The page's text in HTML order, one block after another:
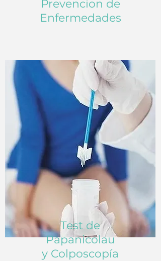
Prevencion de
Enfermedades
Test de
Papanicolau
y Colposcopía